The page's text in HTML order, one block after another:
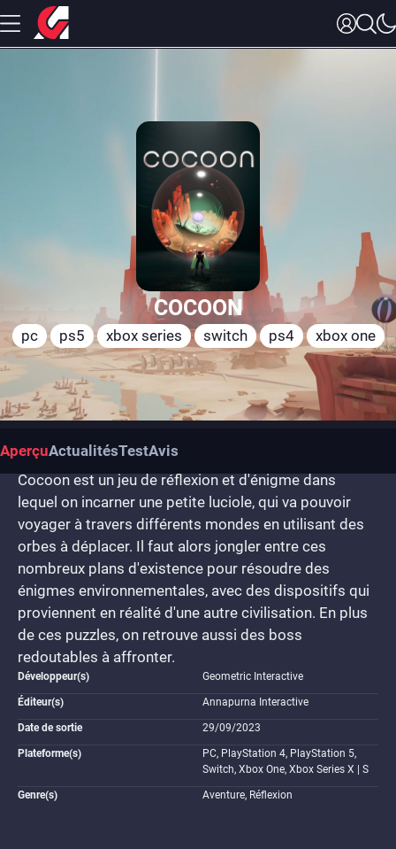
COCOON
pc ps5 xbox series switch ps4 xbox one
AperçuActualitésTestAvis
Cocoon est un jeu de réflexion et d'énigme dans
lequel on incarner une petite luciole, qui va pouvoir
voyager à travers différents mondes en utilisant des
orbes à déplacer. Il faut alors jongler entre ces
nombreux plans d'existence pour résoudre des
énigmes environnementales, avec des dispositifs qui
proviennent en réalité d'une autre civilisation. En plus
de ces puzzles, on retrouve aussi des boss
redoutables à affronter.
Développeur(s) Geometric Interactive
Éditeur(s) Annapurna Interactive
Date de sortie 29/09/2023
Plateforme(s)
PC, PlayStation 4, PlayStation 5,
Switch, Xbox One, Xbox Series X | S
Genre(s) Aventure, Réflexion